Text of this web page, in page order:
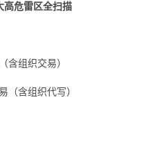
高危雷区全扫描
组织交易）
含组织代写）